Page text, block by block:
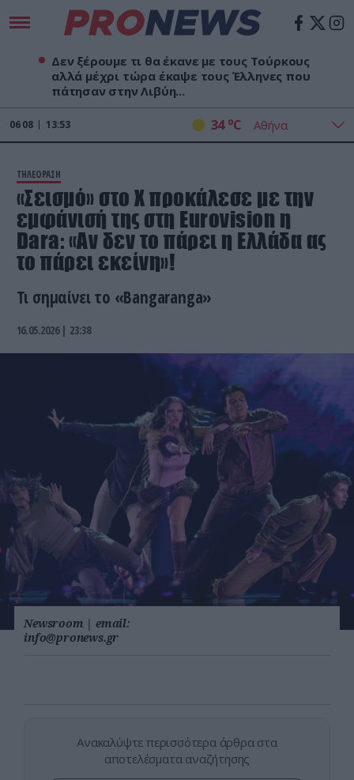
Δεν ξέρουμε τι θα έκανε με τους Τούρκους
αλλά μέχρι τώρα έκαψε τους Έλληνες που
πάτησαν στην Λιβύη...
06 08 13:53 34 oC
ΤΗΛΕΟΡΑΣΗ
«Σεισμό» στο Χ προκάλεσε με την
εμφάνισή της στη Eurovision η
Dara: «Αν δεν το πάρει η Ελλάδα ας
το πάρει εκείνη»!
Τι σημαίνει το «Bangaranga»
16.05.2026 | 23:38
Newsroom | email:
info@pronews.gr
Ανακαλύψτε περισσότερα άρθρα στα
αποτελέσματα αναζήτησης